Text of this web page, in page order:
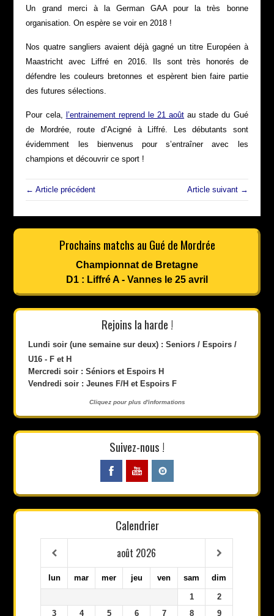
Un grand merci à la German GAA pour la très bonne
organisation. On espère se voir en 2018 !
Nos quatre sangliers avaient déjà gagné un titre Européen à
Maastricht avec Liffré en 2016. Ils sont très honorés de
défendre les couleurs bretonnes et espèrent bien faire partie
des futures sélections.
Pour cela, l’entrainement reprend le 21 août au stade du Gué
de Mordrée, route d’Acigné à Liffré. Les débutants sont
évidemment les bienvenus pour s’entraîner avec les
champions et découvrir ce sport !
← Article précédent Article suivant →
Prochains matchs au Gué de Mordrée
Championnat de Bretagne
D1 : Liffré A - Vannes le 25 avril
Rejoins la harde !
Lundi soir (une semaine sur deux) : Seniors / Espoirs /
U16 - F et H
Mercredi soir : Séniors et Espoirs H
Vendredi soir : Jeunes F/H et Espoirs F
Cliquez pour plus d'informations
Suivez-nous !
Calendrier
août 2026
lun mar mer jeu ven sam dim
1
2
3
4 5 6 7 8 9